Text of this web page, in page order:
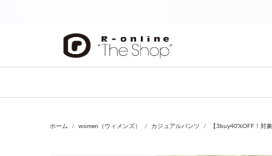
ホーム women（ウィメンズ） カジュアルパンツ 【3buy40%OFF！対